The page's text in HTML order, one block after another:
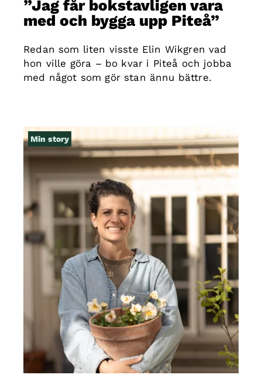
”Jag får bokstavligen vara
med och bygga upp Piteå”
Redan som liten visste Elin Wikgren vad
hon ville göra – bo kvar i Piteå och jobba
med något som gör stan ännu bättre.
Min story